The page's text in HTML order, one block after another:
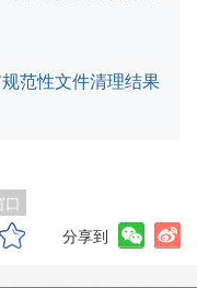
范性文件清理结果
口
分享到